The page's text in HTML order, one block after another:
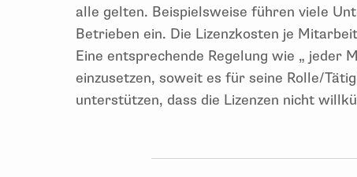
alle gelten. Beispielsweise führen viele
Betrieben ein. Die Lizenzkosten je
Eine entsprechende Regelung wie „ jeder
einzusetzen, soweit es für seine Rolle/
unterstützen, dass die Lizenzen nicht